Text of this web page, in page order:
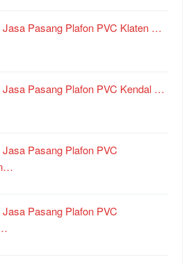
Jasa Pasang Plafon PVC Klaten …
Jasa Pasang Plafon PVC Kendal …
Pasang Plafon PVC
Pasang Plafon PVC